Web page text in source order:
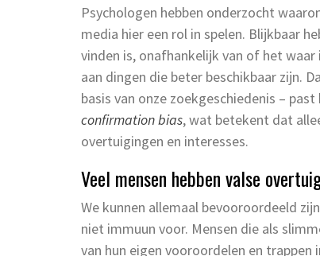
Psychologen hebben onderzocht
media hier een rol in spelen. Blijkbaar
vinden is, onafhankelijk van of het
aan dingen die beter beschikbaar zijn.
basis van onze zoekgeschiedenis –
confirmation bias, wat betekent dat
overtuigingen en interesses.
Veel mensen hebben valse
We kunnen allemaal bevooroordeeld
niet immuun voor. Mensen die als
van hun eigen vooroordelen en trappen